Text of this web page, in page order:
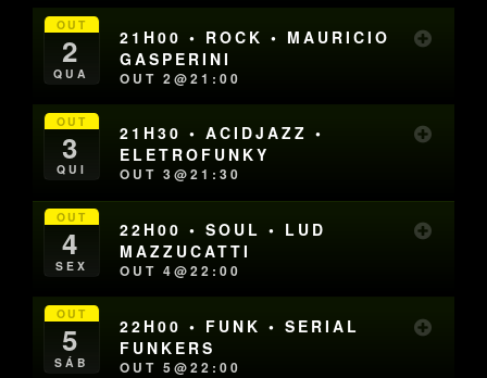
OUT
2
QUA
21H00 • ROCK • MAURICIO
GASPERINI
OUT 2@21:00
OUT
3
QUI
21H30 • ACIDJAZZ •
ELETROFUNKY
OUT 3@21:30
OUT
4
SEX
22H00 • SOUL • LUD
MAZZUCATTI
OUT 4@22:00
OUT
5
SÁB
22H00 • FUNK • SERIAL
FUNKERS
OUT 5@22:00